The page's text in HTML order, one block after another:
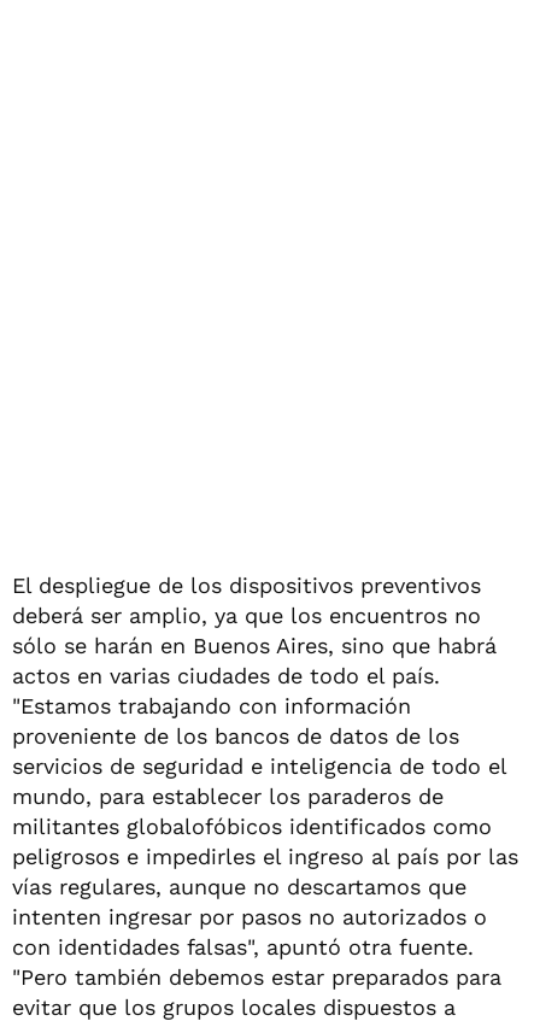
El despliegue de los dispositivos preventivos
deberá ser amplio, ya que los encuentros no
sólo se harán en Buenos Aires, sino que habrá
actos en varias ciudades de todo el país.
"Estamos trabajando con información
proveniente de los bancos de datos de los
servicios de seguridad e inteligencia de todo el
mundo, para establecer los paraderos de
militantes globalofóbicos identificados como
peligrosos e impedirles el ingreso al país por las
vías regulares, aunque no descartamos que
intenten ingresar por pasos no autorizados o
con identidades falsas", apuntó otra fuente.
"Pero también debemos estar preparados para
evitar que los grupos locales dispuestos a